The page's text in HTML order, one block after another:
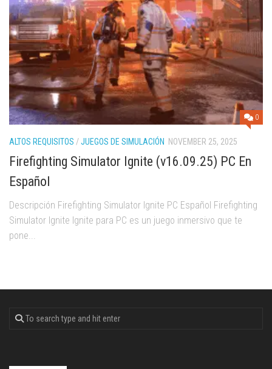
0
ALTOS REQUISITOS /JUEGOS DE SIMULACIÓN NOVEMBER 25, 2025
Firefighting Simulator Ignite (v16.09.25) PC En
Español
Descripción Firefighting Simulator Ignite PC Español Firefighting
Simulator Ignite Ignite para PC es un juego inmersivo que te
pone...